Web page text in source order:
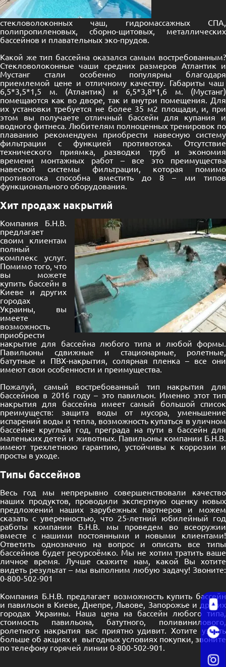
стекловолоконных чаш, гидромассажных СПА,
полипропиленовых, сборно-щитовых, металлических
бассейнов и плавательных эко-прудов.
Какой же тип бассейна оказался самым востребованным?
Стекловолоконные чаши средних размеров Атлантик и
Мустанг стали особенно популярны благодаря
приемлемой цене и отличному качеству. Габариты чаш
6,5*3,5*1,5 м. (Атлантик) и 6,5*3,8*1,6 м. (Мустанг)
помещаются как во дворе, так и внутри помещения. Для
их установки требуется не более 35 м2 площади, и, при
этом вы получаете отличный бассейн для купания и
водного фитнеса. Любителям полноценных тренировок по
плаванию рекомендуем приобрести навесную систему
фильтрации с функцией противотока. Отсутствие
технического приямка, разводки труб и экономия
времени монтажных работ – все это преимущества
навесной системы фильтрации, которая помимо
противотока способна вместить до 8 – ми типов
функционального оборудования.
Хит продаж накрытий
Компания Б.Н.В.
предлагает
своим клиентам
полный
комплекс услуг.
Помимо того, что
вы можете
купить бассейн в
Киеве и других
городах
Украины, вы
имеете
возможность
приобрести
накрытие для бассейна любого типа и любой формы.
Павильоны сдвижные и стационарные, ролетные,
батутные и ПВХ-накрытия, солярная пленка – все они
имеют свои особенности и преимущества.
Пожалуй, самый востребованный тип накрытия для
бассейнов в 2016 году – это павильон. Именно этот тип
накрытия для бассейна имеет самый большой список
преимуществ: защита воды от мусора, уменьшение
испарений воды и тепла, возможность купаться в уличном
бассейне круглый год, преграда на пути в бассейн для
маленьких детей и животных. Павильоны компании Б.Н.В.
имеют трехлетнюю гарантию, устойчивы к коррозии и
просты в уходе.
Типы бассейнов
Весь год мы непрерывно совершенствовали качество
наших продуктов, проводили экспертную оценку новых
предложений наших зарубежных партнеров и можем
сказать с уверенностью, что 25-летний юбилейный год
работы компании Б.Н.В. мы проведем во всеоружии
вместе с нашими постоянными и новыми клиентами!
Ответить однозначно на вопрос и описать все типы
бассейнов будет ресурсоёмко. Мы не хотим тратить ваше
личное время. Лучше скажите нам, какой Вы хотите
видеть результат – мы выполним любую задачу! Звоните:
0-800-502-901
Компания Б.Н.В. предлагает возможность купить бассейн
и павильон в Киеве, Днепре, Львове, Запорожье и других
городах Украины. Наша цена на бассейн любого типа,
стоимость павильона, батутного, поливинилового,
ролетного накрытия вас приятно удивит. Хотите узнать
больше об акциях и выгодных условиях покупки, звоните
по телефону горячей линии 0-800-502-901.